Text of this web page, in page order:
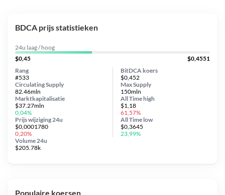
BDCA prijs statistieken
24u laag / hoog
$0,45
$0,4551
BitDCA koers
$0,452
Circulating Supply
82.46mln
Prijs wijziging 24u
$0,0001780
0,20%
Max Supply
150mln
Marktkapitalisatie
$37.27mln
0,04%
Volume 24u
$205.78k
Rang
#533
All Timehigh
$1,18
61,57%
All Time low
$0,3645
23,99%
Populaire koersen